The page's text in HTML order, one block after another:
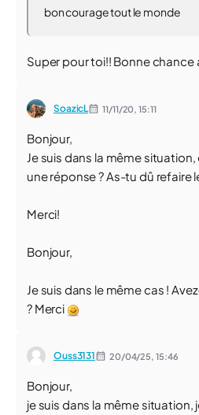
bon courage tout le monde
Super pour toi!! Bonne chance
SoazicL 11/11/20,15:11
Bonjour,
Je suis dans la même
une réponse ? As-tu dû refaire
Merci!
Bonjour,
Je suis dans le même cas !
? Merci
Ouss3131 20/04/25, 15:46
Bonjour,
je suis dans la même situation,